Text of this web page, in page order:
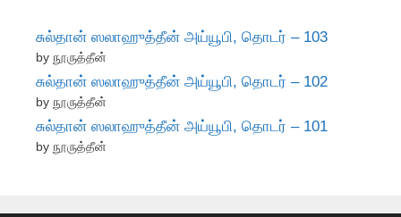
சுல்தான் ஸலாஹுத்தீன் அய்யூபி, தொடர் – 103
by நூருத்தீன்
சுல்தான் ஸலாஹுத்தீன் அய்யூபி, தொடர் – 102
by நூருத்தீன்
சுல்தான் ஸலாஹுத்தீன் அய்யூபி, தொடர் – 101
by நூருத்தீன்